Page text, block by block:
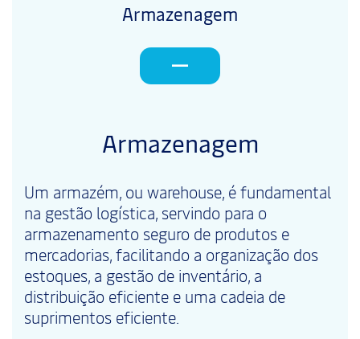
Armazenagem
Armazenagem
Um armazém, ou warehouse, é fundamental
na gestão logística, servindo para o
armazenamento seguro de produtos e
mercadorias, facilitando a organização dos
estoques, a gestão de inventário, a
distribuição eficiente e uma cadeia de
suprimentos eficiente.